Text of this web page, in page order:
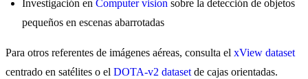
Investigación en Computer vision sobre la detección de objetos
pequeños en escenas abarrotadas
Para otros referentes de imágenes aéreas, consulta el xView dataset
centrado en satélites o el DOTA-v2 dataset de cajas orientadas.